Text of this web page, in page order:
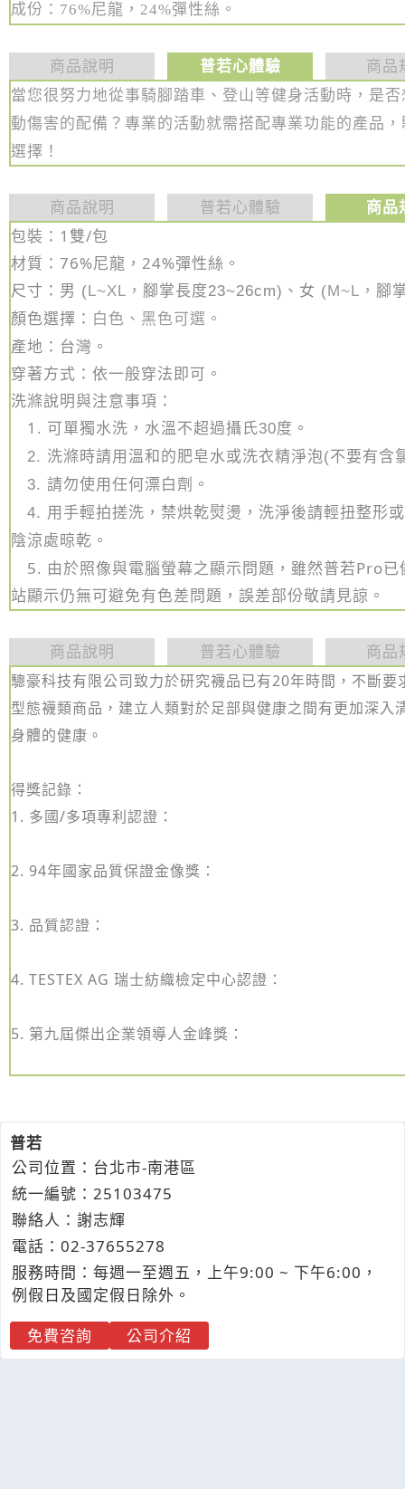
成份：76%尼龍，24%彈性絲。
商品說明 普若心體驗
商品
當您很努力地從事騎腳踏車 、登山等健身活動時 ，是
動傷害的配備 ？專業的活動就需搭配專業功能的產品 ，
選擇！
商品說明 普若心體驗
商品
包裝：1雙/包
材質：76%尼龍，24%彈性絲。
尺寸： 男 (L~XL， 腳掌長度23~26cm)、女 (M~L， 腳
顏色選擇： 白色 、黑色可選 。
產地：台灣。
穿著方式： 依一般穿法即可 。
洗滌說明與注意事項：
1. 可單獨水洗，水溫不超過攝氏30度。
2. 洗滌時請用溫和的肥皂水或洗衣精淨泡(不要有含
3. 請勿使用任何漂白劑。
4. 用手輕拍搓洗，禁烘乾熨燙，洗淨後請輕扭整形
陰涼處晾乾。
5. 由於照像與電腦螢幕之顯示問題，雖然普若Pro
站顯示仍無可避免有色差問題，誤差部份敬請見諒。
商品說明 普若心體驗 商品
驄豪科技有限公司致力於研究襪品已有20年時間，不斷
型態襪類商品，建立人類對於足部與健康之間有更加深入
身體的健康。
得獎記錄：
1. 多國/多項專利認證：
2. 94年國家品質保證金像獎：
3. 品質認證：
4. TESTEX AG 瑞士紡織檢定中心認證：
5. 第九屆傑出企業領導人金峰獎：
普若
公司位置：台北市-南港區
統一編號：25103475
聯絡人：謝志輝
電話： 02-37655278
服務時間：每週一至週五，上午9:00 ~ 下午6:00，
例假日及國定假日除外。
免費咨詢
公司介紹